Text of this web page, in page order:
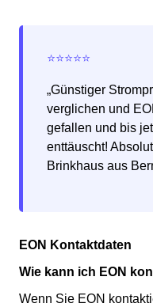
„Günstiger
verglichen und
gefallen und bis
enttäuscht!
Brinkhaus aus
EON Kontaktdaten
Wie kann ich EON
Wenn Sie EON